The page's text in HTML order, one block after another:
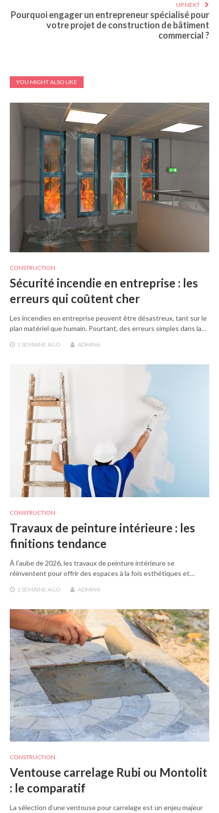
UP NEXT
Pourquoi engager un entrepreneur spécialisé pour
votre projet de construction de bâtiment
commercial ?
YOU MIGHT ALSO LIKE
CONSTRUCTION
Sécurité incendie en entreprise : les
erreurs qui coûtent cher
Les incendies en entreprise peuvent être désastreux, tant sur le
plan matériel que humain. Pourtant, des erreurs simples dans la…
1 SEMAINE AGO ADMIN6
CONSTRUCTION
Travaux de peinture intérieure : les
finitions tendance
À l’aube de 2026, les travaux de peinture intérieure se
réinventent pour offrir des espaces à la fois esthétiques et…
1 SEMAINE AGO ADMIN6
CONSTRUCTION
Ventouse carrelage Rubi ou Montolit
: le comparatif
La sélection d’une ventouse pour carrelage est un enjeu majeur